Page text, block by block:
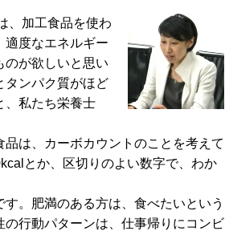
、加工食品を使わ
適度なエネルギー
のが欲しいと思い
タンパク質がほど
、私たち栄養士
は、カーボカウントのことを考えて
とか、区切りのよい数字で、わか
。肥満のある方は、食べたいという
行動パターンは、仕事帰りにコンビ